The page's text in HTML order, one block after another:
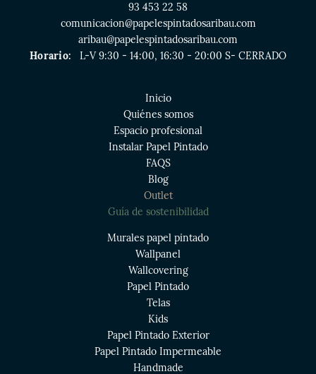
93 453 22 58
comunicacion@papelespintadosaribau.com
aribau@papelespintadosaribau.com
Horario:
L-V 9:30 - 14:00, 16:30 - 20:00 S- CERRADO
Inicio
Quiénes somos
Espacio profesional
Instalar Papel Pintado
FAQS
Blog
Outlet
Guía de sostenibilidad
Murales papel pintado
Wallpanel
Wallcovering
Papel Pintado
Telas
Kids
Papel Pintado Exterior
Papel Pintado Impermeable
Handmade